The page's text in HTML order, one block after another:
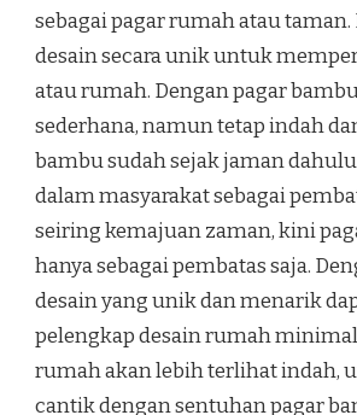
sebagai pagar rumah atau
desain secara unik untuk
atau rumah. Dengan pagar
sederhana, namun tetap indah
bambu sudah sejak jaman
dalam masyarakat sebagai
seiring kemajuan zaman, kini
hanya sebagai pembatas saja.
desain yang unik dan menarik
pelengkap desain rumah
rumah akan lebih terlihat indah,
cantik dengan sentuhan pagar